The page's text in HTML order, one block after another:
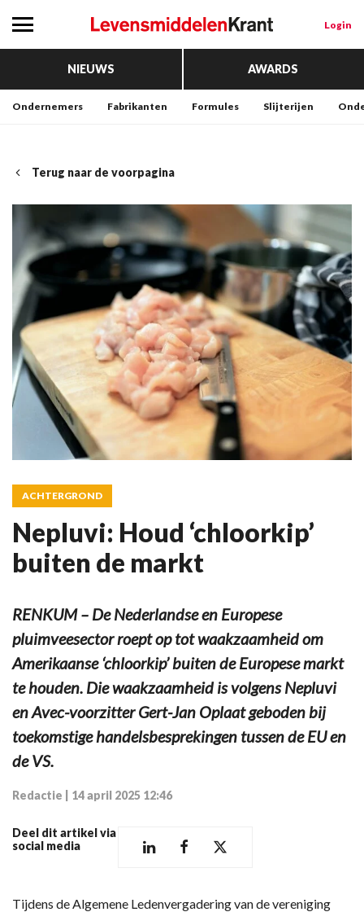
Login
NIEUWS AWARDS
Ondernemers Fabrikanten Formules Slijterijen
Terug naar de voorpagina
ACHTERGROND
Nepluvi: Houd ‘chloorkip’
buiten de markt
RENKUM – De Nederlandse en Europese
pluimveesector roept op tot waakzaamheid om
Amerikaanse ‘chloorkip’ buiten de Europese markt
te houden. Die waakzaamheid is volgens Nepluvi
en Avec-voorzitter Gert-Jan Oplaat geboden bij
toekomstige handelsbesprekingen tussen de EU en
de VS.
Redactie 14 april 2025 12:46
Deel dit artikel via
social media
Tijdens de Algemene Ledenvergadering van de vereniging